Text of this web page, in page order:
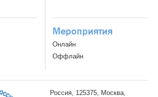
Мероприятия
Онлайн
Оффлайн
Россия, 125375, Москва,